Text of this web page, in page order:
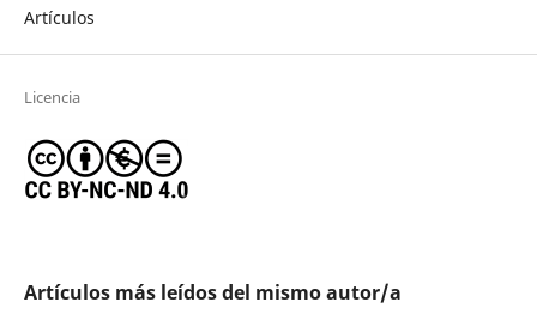
Artículos
Licencia
Artículos más leídos del mismo autor/a